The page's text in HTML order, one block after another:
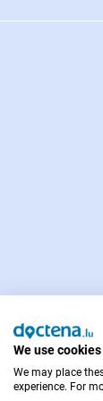
We use cookies
We may place
experience. For